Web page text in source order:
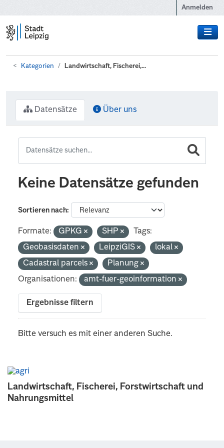
Anmelden
Kategorien Landwirtschaft, Fischerei,...
Landwirtschaft, Fischerei, Forstwirtschaft und
Nahrungsmittel
Datensätze Über uns
Keine Datensätze gefunden
Sortieren nach
Formate: GPKG SHP
Tags:
Geobasisdaten
LeipziGIS
lokal
Cadastral parcels
Planung
Organisationen:
amt-fuer-geoinformation
Ergebnisse filtern
Bitte versuch es mit einer anderen Suche.